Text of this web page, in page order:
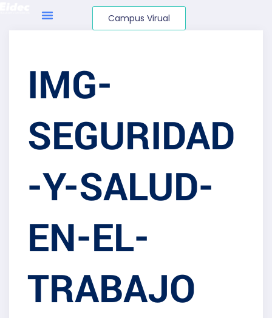
Campus Virual
IMG-
SEGURIDAD
-Y-SALUD-
EN-EL-
TRABAJO